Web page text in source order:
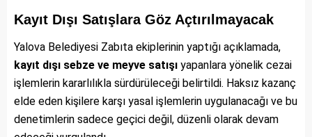
Kayıt Dışı Satışlara Göz Açtırılmayacak
Yalova Belediyesi Zabıta ekiplerinin yaptığı açıklamada,
kayıt dışı sebze ve meyve satışı yapanlara yönelik cezai
işlemlerin kararlılıkla sürdürüleceği belirtildi. Haksız kazanç
elde eden kişilere karşı yasal işlemlerin uygulanacağı ve bu
denetimlerin sadece geçici değil, düzenli olarak devam